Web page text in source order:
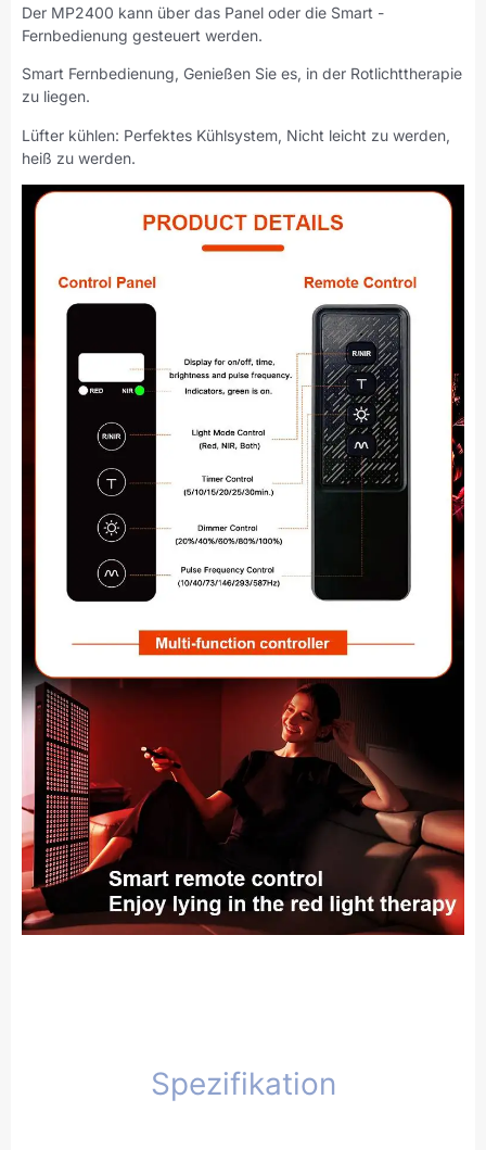
Spezifikation
Der MP2400 kann über das Panel oder die Smart -
Fernbedienung gesteuert werden.
Smart Fernbedienung, Genießen Sie es, in der Rotlichttherapie
zu liegen.
Lüfter kühlen: Perfektes Kühlsystem, Nicht leicht zu werden,
heiß zu werden.